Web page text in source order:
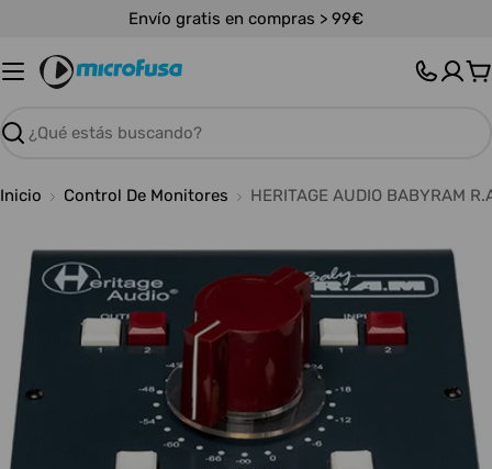
contenido
Envío gratis en compras > 99€
Buscar
Inicio Control De Monitores HERITAGE AUDIO BABYRAM